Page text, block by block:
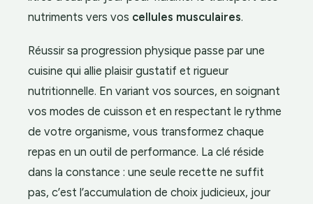
nutriments vers vos cellules musculaires.
Réussir sa progression physique passe par une
cuisine qui allie plaisir gustatif et rigueur
nutritionnelle. En variant vos sources, en soignant
vos modes de cuisson et en respectant le rythme
de votre organisme, vous transformez chaque
repas en un outil de performance. La clé réside
dans la constance : une seule recette ne suffit
pas, c’est l’accumulation de choix judicieux, jour